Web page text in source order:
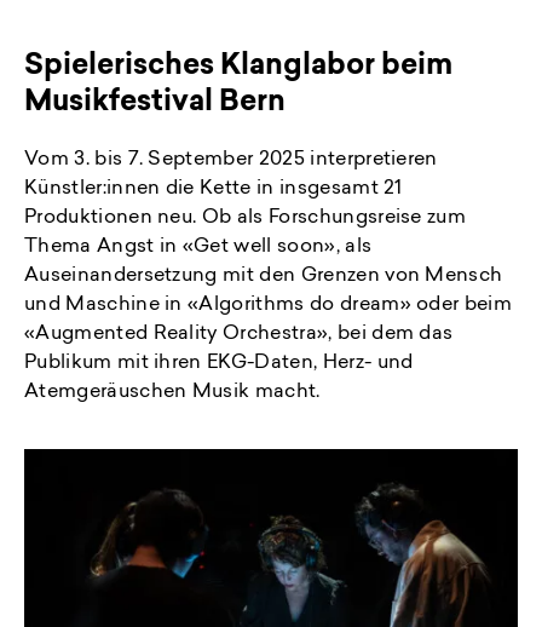
Spielerisches Klanglabor beim
Musikfestival Bern
Vom 3. bis 7. September 2025 interpretieren
Künstler:innen die Kette in insgesamt 21
Produktionen neu. Ob als Forschungsreise zum
Thema Angst in «Get well soon», als
Auseinandersetzung mit den Grenzen von Mensch
und Maschine in «Algorithms do dream» oder beim
«Augmented Reality Orchestra», bei dem das
Publikum mit ihren EKG-Daten, Herz- und
Atemgeräuschen Musik macht.